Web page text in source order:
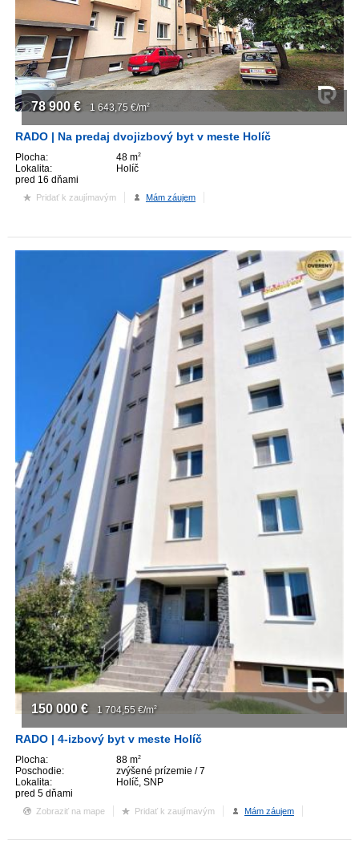
ZVÝRAZNENIE REALITNÝCH INZERÁTOV
REKLAMA
PARTNERI
KONTAKT
RADO | Na predaj dvojizbový byt v meste Holíč
Plocha: 48 m2
Lokalita:
Holíč
pred 16 dňami
78 900 € 1 643,75 €/m2
Pridať k zaujímavým Mám záujem
RADO | 4-izbový byt v meste Holíč
Plocha: 88 m2
Poschodie:
zvýšené prízemie / 7
Lokalita:
Holíč, SNP
pred 5 dňami
150 000 € 1 704,55 €/m2
Zobraziť na mape Pridať k zaujímavým Mám záujem